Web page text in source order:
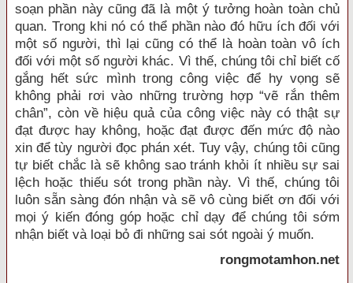
soạn phần này cũng đã là một ý tưởng hoàn toàn chủ
quan. Trong khi nó có thể phần nào đó hữu ích đối với
một số người, thì lại cũng có thể là hoàn toàn vô ích
đối với một số người khác. Vì thế, chúng tôi chỉ biết cố
gắng hết sức mình trong công việc để hy vọng sẽ
không phải rơi vào những trường hợp “vẽ rắn thêm
chân”, còn về hiệu quả của công việc này có thật sự
đạt được hay không, hoặc đạt được đến mức độ nào
xin để tùy người đọc phán xét. Tuy vậy, chúng tôi cũng
tự biết chắc là sẽ không sao tránh khỏi ít nhiều sự sai
lệch hoặc thiếu sót trong phần này. Vì thế, chúng tôi
luôn sẵn sàng đón nhận và sẽ vô cùng biết ơn đối với
mọi ý kiến đóng góp hoặc chỉ dạy để chúng tôi sớm
nhận biết và loại bỏ đi những sai sót ngoài ý muốn.
rongmotamhon.net